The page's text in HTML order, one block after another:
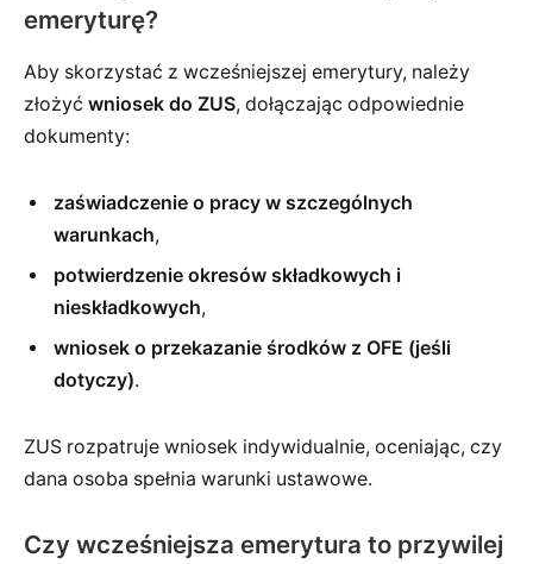
emeryturę?
Aby skorzystać z wcześniejszej emerytury, należy
złożyć wniosek do ZUS, dołączając odpowiednie
dokumenty:
zaświadczenie o pracy w szczególnych
warunkach,
potwierdzenie okresów składkowych i
nieskładkowych,
wniosek o przekazanie środków z OFE (jeśli
dotyczy).
ZUS rozpatruje wniosek indywidualnie, oceniając, czy
dana osoba spełnia warunki ustawowe.
Czy wcześniejsza emerytura to przywilej